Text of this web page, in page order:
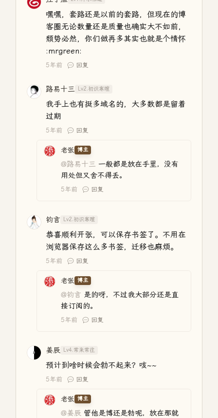
嘿嘿，套路还是以前的套路，但现在的博
客圈无论数量还是质量也确实大不如前，
颓势必然，你们做再多其实也就是个情怀
:mrgreen:
5年前 回复
路易十三 Lv2.初识寒暄
我手上也有挺多域名的，大多数都是留着
过期
5年前 回复
老张 博主
@路易十三 一般都是放在手里，没有
用处但又舍不得丢。
5年前 回复
钧言 Lv2.初识寒暄
恭喜顺利开张，可以保存书签了。不用在
浏览器保存这么多书签，迁移也麻烦。
5年前 回复
老张 博主
@钧言 是的呀，不过我大部分还是直
接订阅的。
5年前 回复
姜辰 Lv4.常来常往
预计到啥时候会勃不起来？咳~~
5年前 回复
老张 博主
@姜辰 管他是博还是勃呢，放在那就